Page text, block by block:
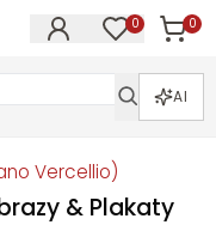
0 0
AI
Vercellio)
& Plakaty